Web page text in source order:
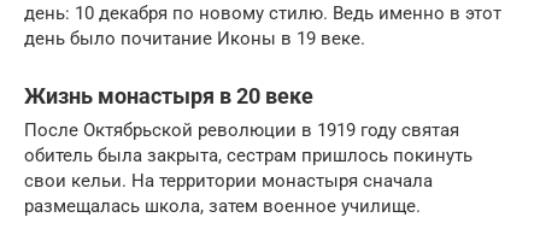
день: 10 декабря по новому стилю. Ведь именно в этот
день было почитание Иконы в 19 веке.
Жизнь монастыря в 20 веке
После Октябрьской революции в 1919 году святая
обитель была закрыта, сестрам пришлось покинуть
свои кельи. На территории монастыря сначала
размещалась школа, затем военное училище.